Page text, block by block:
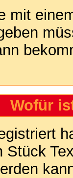
mit
Wofür
Stück